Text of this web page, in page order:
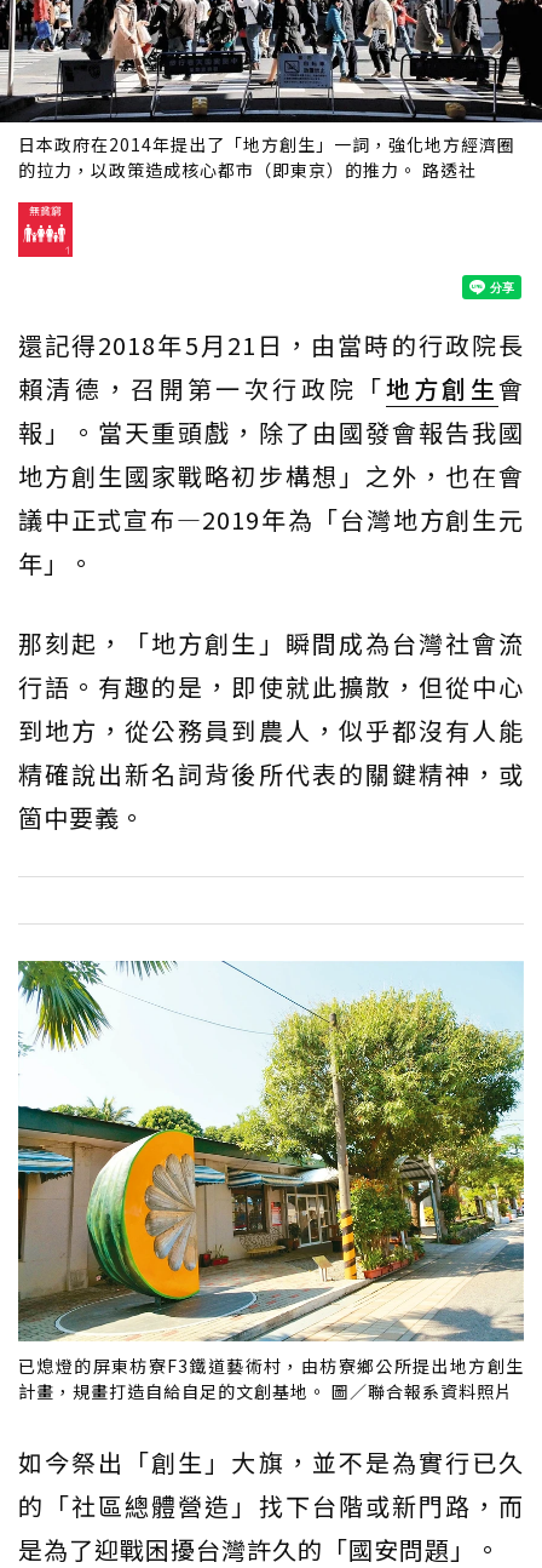
日本政府在2014年提出了「地方創生」一詞，強化地方經濟圈
的拉力，以政策造成核心都市（即東京）的推力。 路透社
還記得2018年5月21日，由當時的行政院長
賴清德，召開第一次行政院「地方創生會
報」。當天重頭戲，除了由國發會報告我國
地方創生國家戰略初步構想」之外，也在會
議中正式宣布—2019年為「台灣地方創生元
年」。
那刻起，「地方創生」瞬間成為台灣社會流
行語。有趣的是，即使就此擴散，但從中心
到地方，從公務員到農人，似乎都沒有人能
精確說出新名詞背後所代表的關鍵精神，或
箇中要義。
已熄燈的屏東枋寮F3鐵道藝術村，由枋寮鄉公所提出地方創生
計畫，規畫打造自給自足的文創基地。 圖／聯合報系資料照片
如今祭出「創生」大旗，並不是為實行已久
的「社區總體營造」找下台階或新門路，而
是為了迎戰困擾台灣許久的「國安問題」。